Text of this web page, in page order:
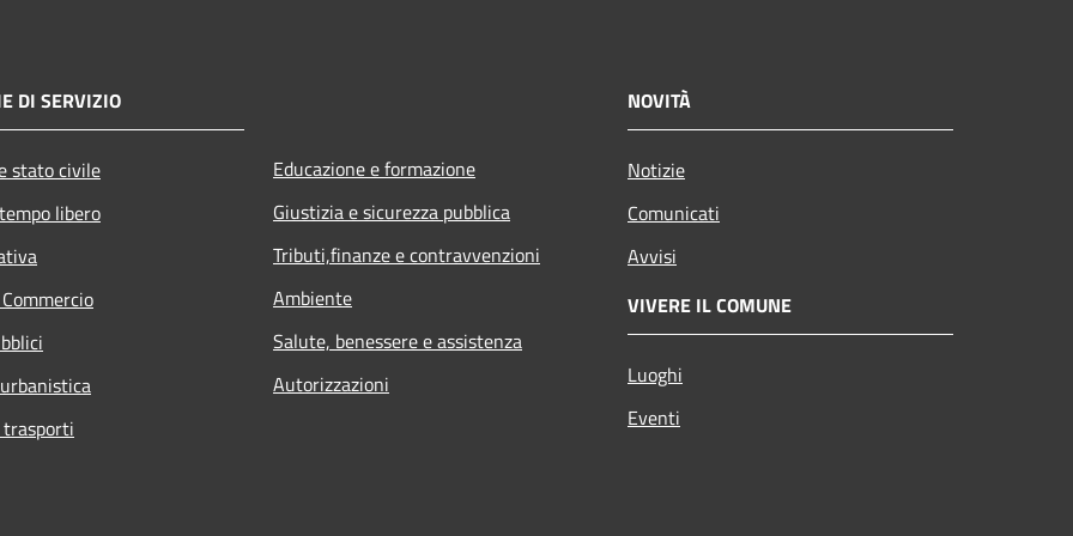
DI SERVIZIO
stato civile
libero
Educazione e formazione
Giustizia e sicurezza pubblica
Tributi,finanze e contravvenzioni
Ambiente
Salute, benessere e assistenza
Autorizzazioni
NOVITÀ
Notizie
Comunicati
Avvisi
VIVERE IL COMUNE
Luoghi
Eventi